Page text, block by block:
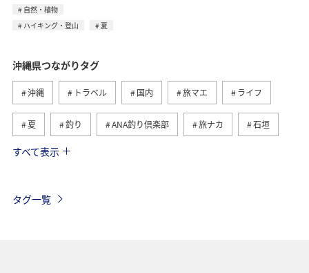
自然・植物
ハイキング・登山
夏
沖縄県つながりタグ
沖縄 トラベル 国内 旅マエ ライフ
夏 釣り ANA釣り倶楽部 旅ナカ 石垣
ショッピング＆ライフ
すべて表示
タグ一覧